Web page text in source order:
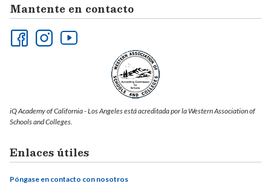
Mantente en contacto
iQ Academy of California - Los Angeles está acreditada por la Western Association of
Schools and Colleges.
Enlaces útiles
Póngase en contacto con nosotros